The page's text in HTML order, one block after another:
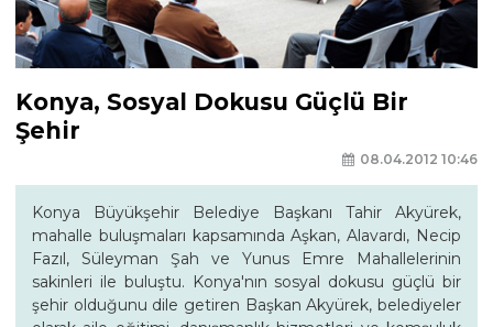
Konya, Sosyal Dokusu Güçlü Bir
Şehir
08.04.2012 10:46
Konya Büyükşehir Belediye Başkanı Tahir Akyürek,
mahalle buluşmaları kapsamında Aşkan, Alavardı, Necip
Fazıl, Süleyman Şah ve Yunus Emre Mahallelerinin
sakinleri ile buluştu. Konya'nın sosyal dokusu güçlü bir
şehir olduğunu dile getiren Başkan Akyürek, belediyeler